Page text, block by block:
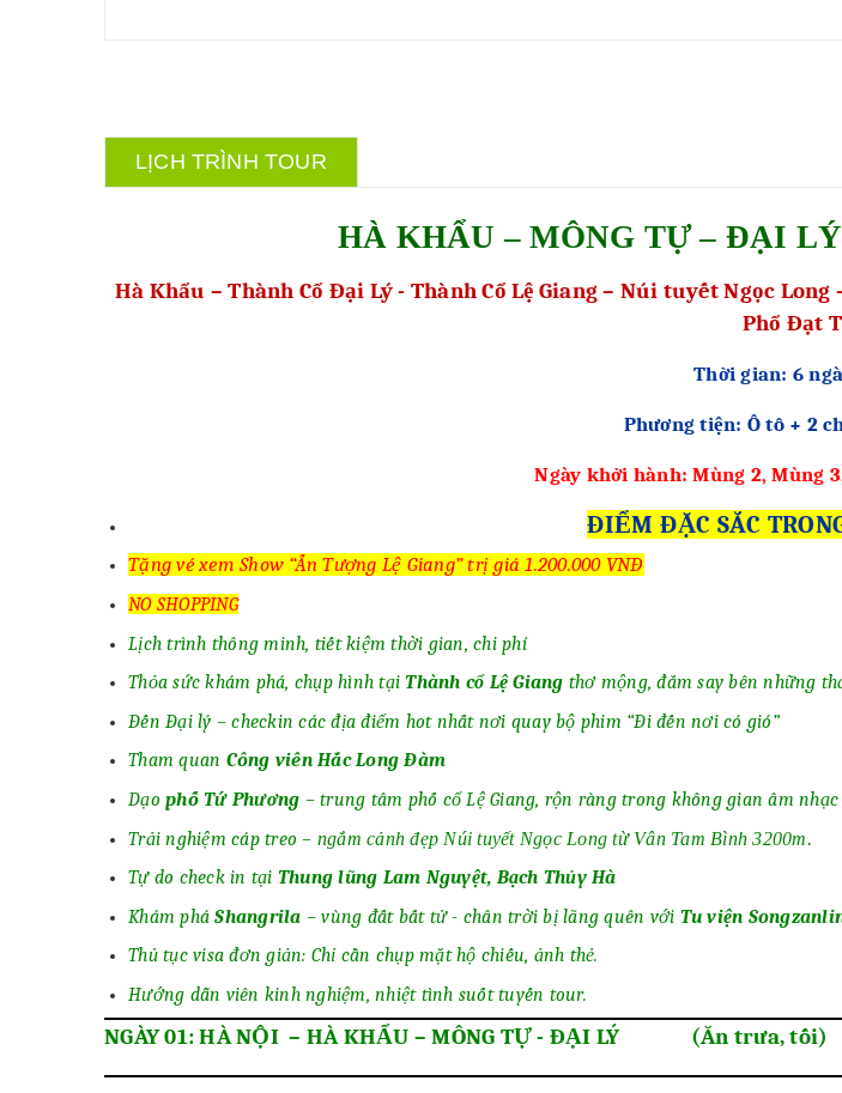
LỊCH TRÌNH TOUR
HÀ KHẨU – MÔNG TỰ– ĐẠI
Hà Khẩu – Thành Cổ Đại Lý - Thành Cổ Lệ Giang – Núi tuyết Ngọc
Phổ Đạt
Thời gian: 6
Phương tiện: Ô tô + 2
Ngày khởi hành: Mùng 2, Mùng
ĐIỂM ĐẶC SẮC
Tặng vé xem Show “Ấn Tượng Lệ Giang” trị giá 1.200.000 VNĐ
NO SHOPPING
Lịch trình thông minh, tiết kiệm thời gian, chi phí
Thỏa sức khám phá, chụp hình tạiThành cổ Lệ Giang thơ mộng, đắm say bên những
Đến Đại lý – checkin các địa điểm hot nhất nơi quay bộ phim “Đi đến nơi có gió”
Tham quan Công viên Hắc Long Đàm
Dạo phố Tứ Phương – trung tâm phố cổ Lệ Giang, rộn ràng trong không gian âm nhạc
Trải nghiệm cáp treo – ngắm cảnh đẹp Núi tuyết Ngọc Long từ Vân Tam Bình 3200m.
Tự do check in tại Thung lũng Lam Nguyệt, Bạch Thủy Hà
Khám pháShangrila – vùng đất bất tử - chân trời bị lãng quên với Tu viện
Thủ tục visa đơn giản: Chỉ cần chụp mặt hộ chiếu, ảnh thẻ.
Hướng dẫn viên kinh nghiệm, nhiệt tình suốt tuyến tour.
NGÀY 01: HÀ NỘI – HÀ KHẨU – MÔNG TỰ - ĐẠI LÝ (Ăn trưa, tối)